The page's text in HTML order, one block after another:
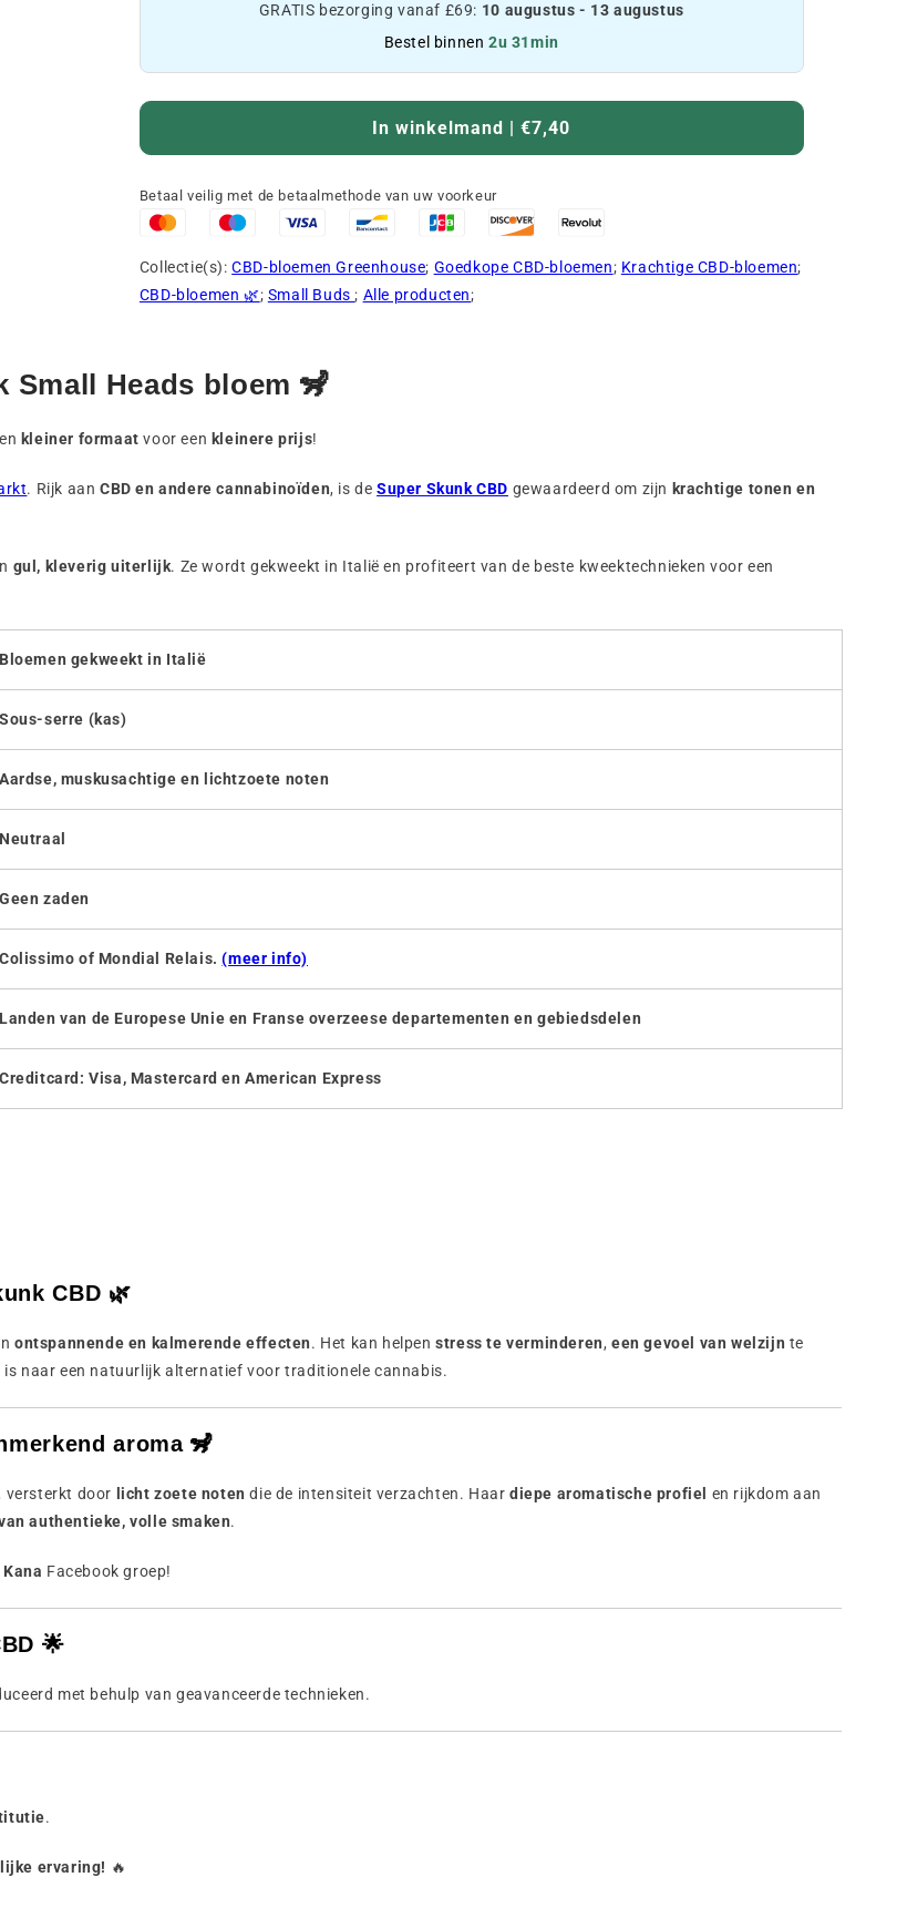
GRATIS bezorging vanaf £69: 10 augustus - 13 augustus
Bestel binnen2u 31min
In winkelmand | €7,40
Betaal veilig met de betaalmethode van uw voorkeur
Collectie(s):CBD-bloemen Greenhouse; Goedkope CBD-bloemen; Krachtige CBD-bloemen;
CBD-bloemen 🌿; Small Buds; Alle producten;
Small Heads bloem 🦨
kleiner formaat voor een kleinere prijs!
. Rijk aanCBD en andere cannabinoïden, is deSuper Skunk CBD gewaardeerd om zijn krachtige tonen en
gul, kleverig uiterlijk. Ze wordt gekweekt in Italië en profiteert van de beste kweektechnieken voor een
Bloemen gekweekt in Italië
Sous-serre (kas)
Aardse, muskusachtige en lichtzoete noten
Neutraal
Geen zaden
Colissimo of Mondial Relais.(meer info)
Landen van de Europese Unie en Franse overzeese departementen en gebiedsdelen
Creditcard: Visa, Mastercard en American Express
CBD 🌿
ontspannende en kalmerende effecten. Het kan helpenstress te verminderen,een gevoel van welzijn te
naar een natuurlijk alternatief voor traditionele cannabis.
aroma 🦨
versterkt door licht zoete noten die de intensiteit verzachten. Haardiepe aromatische profiel en rijkdom aan
authentieke, volle smaken.
Facebook groep!
🌟
met behulp van geavanceerde technieken.
.
ervaring! 🔥